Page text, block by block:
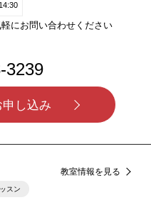
にお問い合わせください
3239
し込み
教室情報を見る
スン